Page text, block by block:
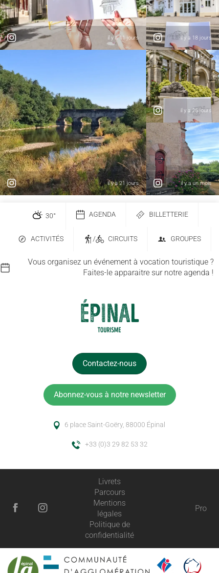
il y a 11 jours il y a 18 jours
il y a 21 jours
il y a 25 jours
il y a un mois
30° AGENDA BILLETTERIE
ACTIVITÉS / CIRCUITS GROUPES
Vous organisez un événement à vocation touristique ?
Faites-le apparaitre sur notre agenda !
Contactez-nous
Abonnez-vous à notre newsletter
6 place Saint-Goëry, 88000 Épinal
+33 (0)3 29 82 53 32
Livrets
Parcours
Mentions
légales
Politique de
confidentialité
Pro